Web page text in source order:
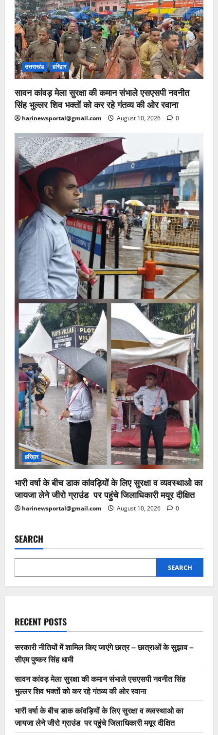
उत्तराखंड हरिद्वार
सावन कांवड़ मेला सुरक्षा की कमान संभाले एसएसपी नवनीत
सिंह भुल्लर शिव भक्तों को कर रहे गंतव्य की ओर रवाना
harinewsportal@gmail.com August 10, 2026 0
हरिद्वार
भारी वर्षा के बीच डाक कांवड़ियों के लिए सुरक्षा व व्यवस्थाओ का
जायजा लेने जीरो ग्राउंड पर पहुंचे जिलाधिकारी मयूर दीक्षित
harinewsportal@gmail.com August 10, 2026 0
SEARCH
SEARCH
RECENT POSTS
सरकारी नीतियों में शामिल किए जाएंगे छात्र – छात्राओं के सुझाव –
सीएम पुष्कर सिंह धामी
सावन कांवड़ मेला सुरक्षा की कमान संभाले एसएसपी नवनीत सिंह
भुल्लर शिव भक्तों को कर रहे गंतव्य की ओर रवाना
भारी वर्षा के बीच डाक कांवड़ियों के लिए सुरक्षा व व्यवस्थाओ का
जायजा लेने जीरो ग्राउंड पर पहुंचे जिलाधिकारी मयूर दीक्षित